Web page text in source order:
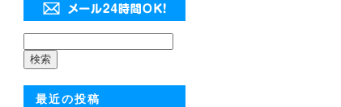
検
索:
最近の投稿